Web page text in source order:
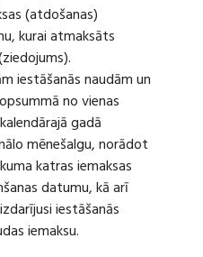
(atdošanas)
kurai atmaksāts
iestāšanās naudām un
no vienas
gadā
mēnešalgu, norādot
katras iemaksas
datumu, kā arī
iestāšanās
iemaksu.